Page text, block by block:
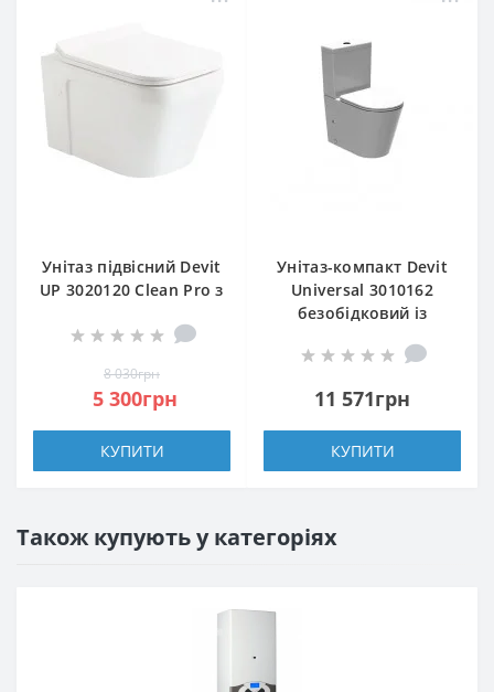
Унітаз підвісний Devit
UP 3020120 Clean Pro з
quick-fix
8 030грн
5 300грн
КУПИТИ
Унітаз-компакт Devit
Universal 3010162
безобідковий із
дюропласту Soft
11 571грн
КУПИТИ
Також купують у категоріях